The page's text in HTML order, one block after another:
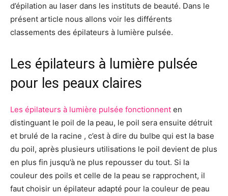
d’épilation au laser dans les instituts de beauté. Dans le
présent article nous allons voir les différents
classements des épilateurs à lumière pulsée.
Les épilateurs à lumière pulsée
pour les peaux claires
Les épilateurs à lumière pulsée fonctionnent en
distinguant le poil de la peau, le poil sera ensuite détruit
et brulé de la racine , c’est à dire du bulbe qui est la base
du poil, après plusieurs utilisations le poil devient de plus
en plus fin jusqu’à ne plus repousser du tout. Si la
couleur des poils et celle de la peau se rapprochent, il
faut choisir un épilateur adapté pour la couleur de peau